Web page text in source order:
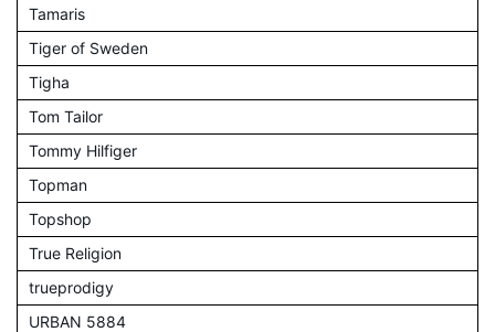
Tamaris
Tiger of Sweden
Tigha
Tom Tailor
Tommy Hilfiger
Topman
Topshop
True Religion
trueprodigy
URBAN 5884